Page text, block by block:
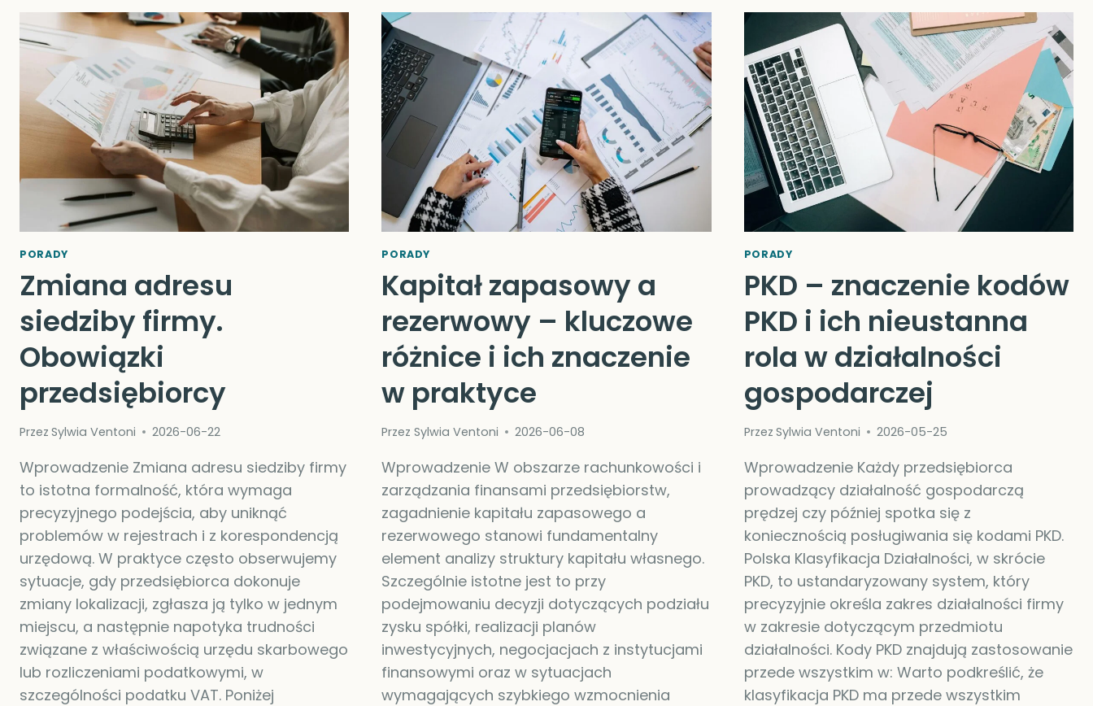
UNIKAĆ
PRZY
WYSTAWIANIU
FAKTUR?
–
KOGO
DOTYCZY
I
JAK
PRZYGOTOWAĆ
FIRMĘ?
NA
2026):
JAK
DZIAŁA
RYCZAŁT
OD
DOCHODÓW
SPÓŁEK
KIEDY
SIĘ
PORADY
Zmiana adresu
siedziby firmy.
Obowiązki
przedsiębiorcy
Przez Sylwia Ventoni 2026-06-22
Wprowadzenie Zmiana adresu siedziby firmy
to istotna formalność, która wymaga
precyzyjnego podejścia, aby uniknąć
problemów w rejestrach i z korespondencją
urzędową. W praktyce często obserwujemy
sytuacje, gdy przedsiębiorca dokonuje
zmiany lokalizacji, zgłasza ją tylko w jednym
miejscu, a następnie napotyka trudności
związane z właściwością urzędu skarbowego
lub rozliczeniami podatkowymi, w
szczególności podatku VAT. Poniżej
PORADY
Kapitał zapasowy a
rezerwowy – kluczowe
różnice i ich znaczenie
w praktyce
Przez Sylwia Ventoni 2026-06-08
Wprowadzenie W obszarze rachunkowości i
zarządzania finansami przedsiębiorstw,
zagadnienie kapitału zapasowego a
rezerwowego stanowi fundamentalny
element analizy struktury kapitału własnego.
Szczególnie istotne jest to przy
podejmowaniu decyzji dotyczących podziału
zysku spółki, realizacji planów
inwestycyjnych, negocjacjach z instytucjami
finansowymi oraz w sytuacjach
wymagających szybkiego wzmocnienia
PORADY
PKD – znaczenie kodów
PKD i ich nieustanna
rola w działalności
gospodarczej
Przez Sylwia Ventoni 2026-05-25
Wprowadzenie Każdy przedsiębiorca
prowadzący działalność gospodarczą
prędzej czy później spotka się z
koniecznością posługiwania się kodami PKD.
Polska Klasyfikacja Działalności, w skrócie
PKD, to ustandaryzowany system, który
precyzyjnie określa zakres działalności firmy
w zakresie dotyczącym przedmiotu
działalności. Kody PKD znajdują zastosowanie
przede wszystkim w: Warto podkreślić, że
klasyfikacja PKD ma przede wszystkim